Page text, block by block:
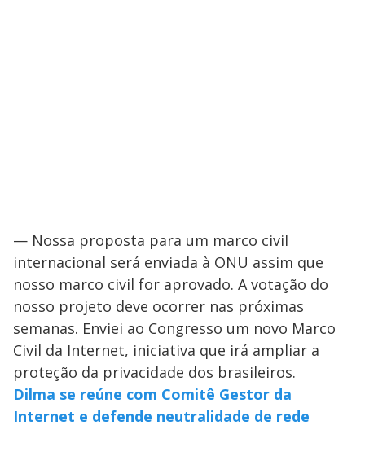
— Nossa proposta para um marco civil
internacional será enviada à ONU assim que
nosso marco civil for aprovado. A votação do
nosso projeto deve ocorrer nas próximas
semanas. Enviei ao Congresso um novo Marco
Civil da Internet, iniciativa que irá ampliar a
proteção da privacidade dos brasileiros.
Dilma se reúne com Comitê Gestor da
Internet e defende neutralidade de rede